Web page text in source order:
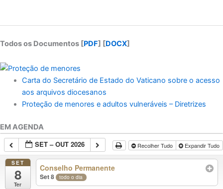
Todos os Documentos [PDF] [DOCX]
Carta do Secretário de Estado do Vaticano sobre o acesso
aos arquivos diocesanos
Proteção de menores e adultos vulneráveis – Diretrizes
EM AGENDA
SET – OUT 2026 Recolher Tudo Expandir Tudo
SET
8
Ter
Conselho Permanente
Set 8 todo o dia